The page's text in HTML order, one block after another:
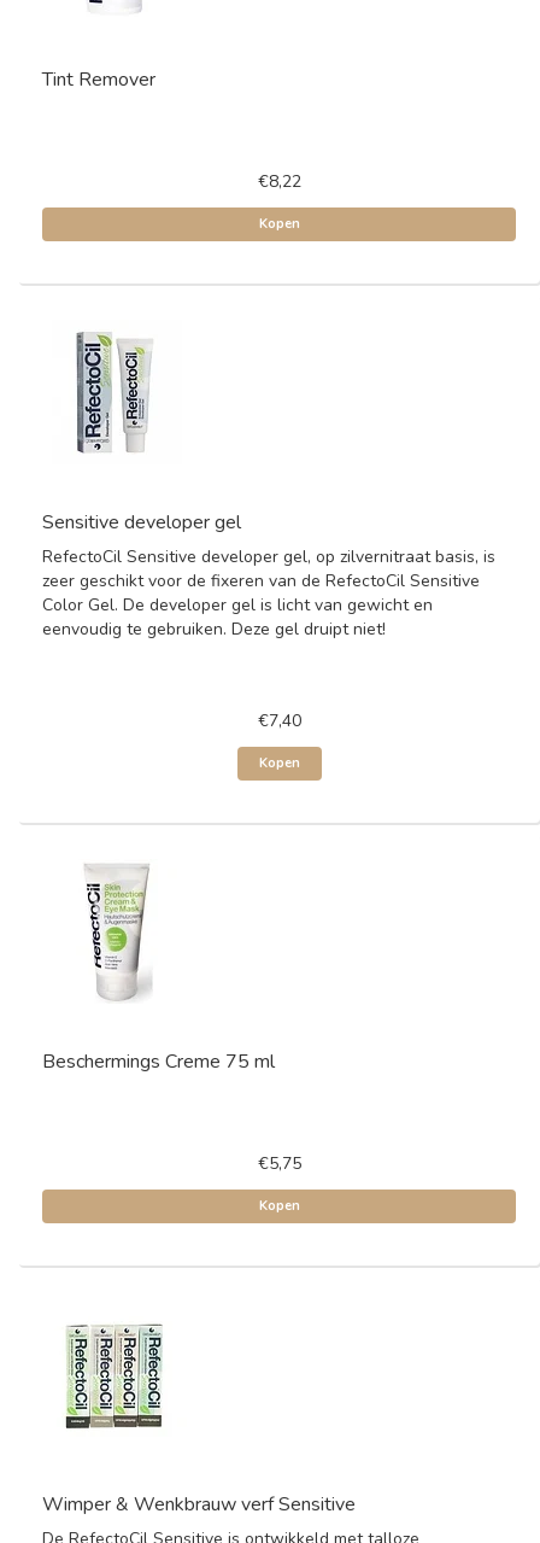
Tint Remover
€8,22
Kopen
Sensitive developer gel
RefectoCil Sensitive developer gel, op zilvernitraat basis, is
zeer geschikt voor de fixeren van de RefectoCil Sensitive
Color Gel. De developer gel is licht van gewicht en
eenvoudig te gebruiken. Deze gel druipt niet!
€7,40
Kopen
Beschermings Creme 75 ml
€5,75
Kopen
Wimper & Wenkbrauw verf Sensitive